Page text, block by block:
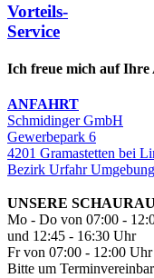
Vorteils-
Service
Ich freue mich auf Ihre
ANFAHRT
Schmidinger GmbH
Gewerbepark 6
4201 Gramastetten bei
Bezirk Urfahr Umgebung
UNSERE
Mo - Do von 07:00 -
und 12:45 - 16:30 Uhr
Fr von 07:00 - 12:00 Uhr
Bitte um